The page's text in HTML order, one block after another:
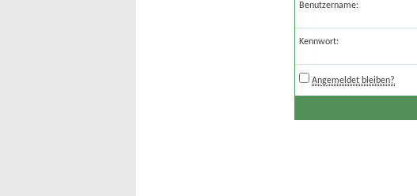
Benutzername:
Kennwort:
Angemeldet bleiben?